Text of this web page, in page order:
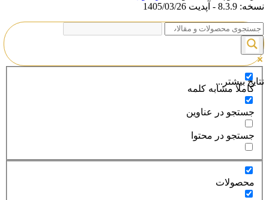
نسخه: 8.3.9 - آپدیت 1405/03/26
نتایج بیشتر...
کاملا مشابه کلمه
جستجو در عناوین
جستجو در محتوا
محصولات